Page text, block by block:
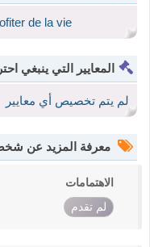
de la vie
المعايير التي ينبغي
لم يتم تخصيص أي معايير
معرفة المزيد عن
الاهتمامات
لم تقدم